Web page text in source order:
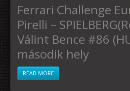
Ferrari Challenge
Pirelli –
Válint Bence #86
második hely
READ MORE